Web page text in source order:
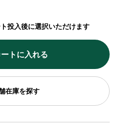
投入後に選択いただけます
トに入れる
在庫を探す